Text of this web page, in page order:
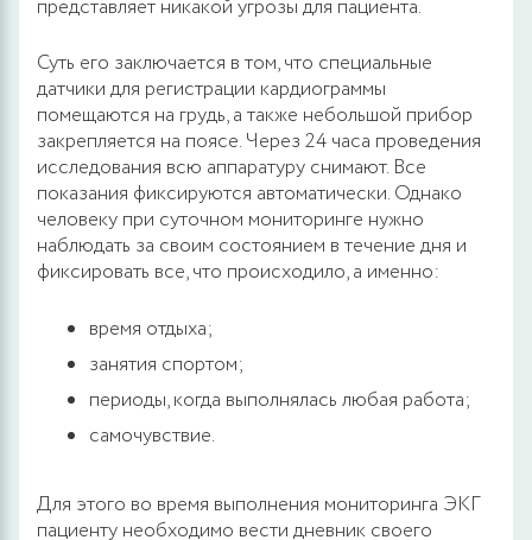
представляет никакой угрозы для пациента.
Суть его заключается в том, что специальные
датчики для регистрации кардиограммы
помещаются на грудь, а также небольшой прибор
закрепляется на поясе. Через 24 часа проведения
исследования всю аппаратуру снимают. Все
показания фиксируются автоматически. Однако
человеку при суточном мониторинге нужно
наблюдать за своим состоянием в течение дня и
фиксировать все, что происходило, а именно:
время отдыха;
занятия спортом;
периоды, когда выполнялась любая работа;
самочувствие.
Для этого во время выполнения мониторинга ЭКГ
пациенту необходимо вести дневник своего